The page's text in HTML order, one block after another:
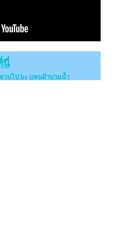
นี่
วนไป by แพนด้าบวมน้ำ